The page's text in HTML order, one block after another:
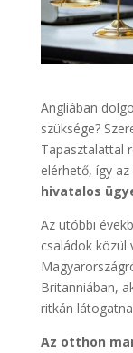
Angliában
szüksége?
Tapasztalattal
elérhető, így
hivatalos
Az utóbbi
családok közül
Britanniában,
ritkán
Az otthon